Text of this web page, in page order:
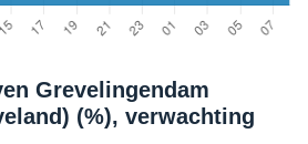
Grevelingendam
(%), verwachting